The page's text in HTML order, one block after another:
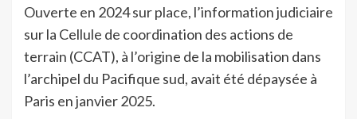
Ouverte en 2024 sur place, l’information judiciaire
sur la Cellule de coordination des actions de
terrain (CCAT), à l’origine de la mobilisation dans
l’archipel du Pacifique sud, avait été dépaysée à
Paris en janvier 2025.